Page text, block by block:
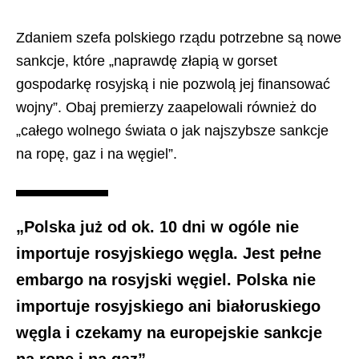
Zdaniem szefa polskiego rządu potrzebne są nowe
sankcje, które „naprawdę złapią w gorset
gospodarkę rosyjską i nie pozwolą jej finansować
wojny”. Obaj premierzy zaapelowali również do
„całego wolnego świata o jak najszybsze sankcje
na ropę, gaz i na węgiel”.
„Polska już od ok. 10 dni w ogóle nie
importuje rosyjskiego węgla. Jest pełne
embargo na rosyjski węgiel. Polska nie
importuje rosyjskiego ani białoruskiego
węgla i czekamy na europejskie sankcje